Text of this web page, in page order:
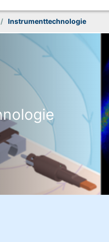
/ Instrumenttechnologie